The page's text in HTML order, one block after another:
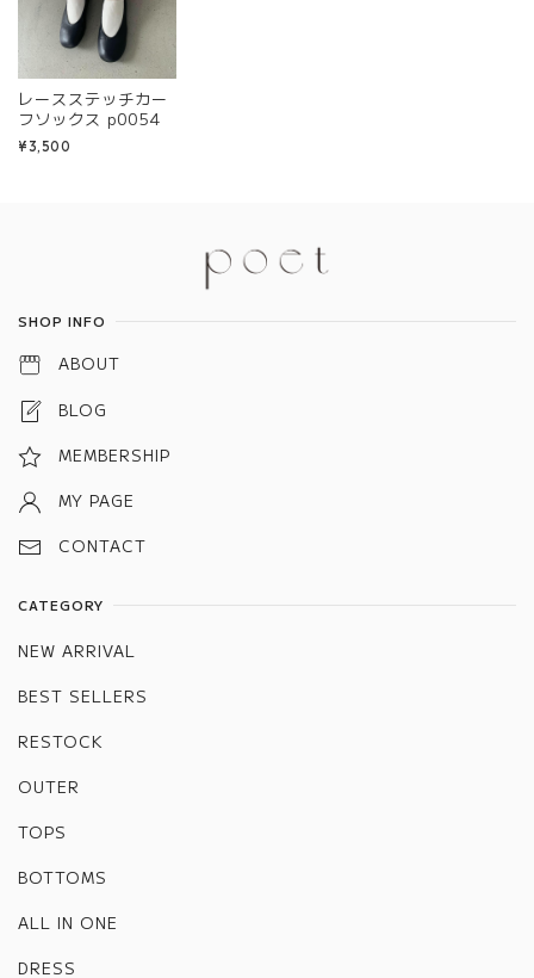
レースステッチカー
フソックス p0054
¥3,500
SHOP INFO
ABOUT
BLOG
MEMBERSHIP
MY PAGE
CONTACT
CATEGORY
NEW ARRIVAL
BEST SELLERS
RESTOCK
OUTER
TOPS
BOTTOMS
ALL IN ONE
DRESS